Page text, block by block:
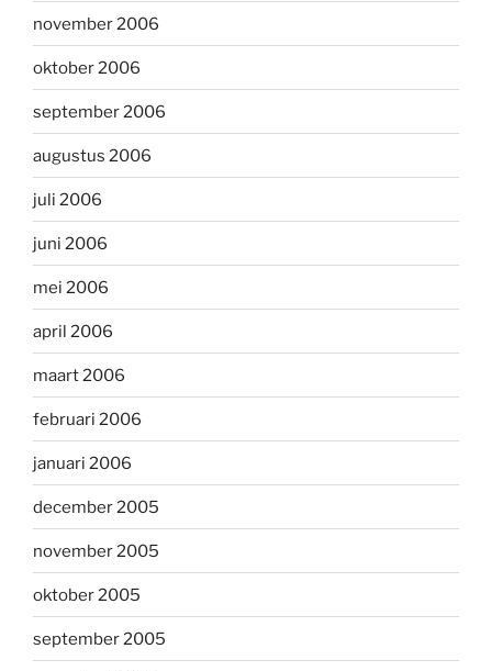
november 2006
oktober 2006
september 2006
augustus 2006
juli 2006
juni 2006
mei 2006
april 2006
maart 2006
februari 2006
januari 2006
december 2005
november 2005
oktober 2005
september 2005